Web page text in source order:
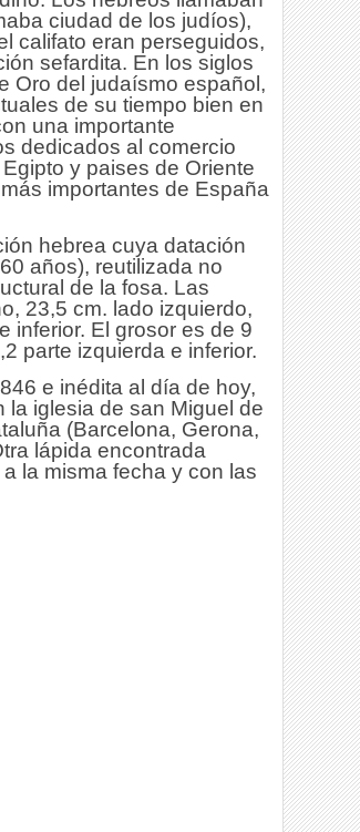
ciudad de los judíos),
califato eran perseguidos,
sefardita. En los siglos
Oro del judaísmo español,
de su tiempo bien en
una importante
dedicados al comercio
y paises de Oriente
importantes de España
hebrea cuya datación
años), reutilizada no
de la fosa. Las
23,5 cm. lado izquierdo,
inferior. El grosor es de 9
parte izquierda e inferior.
e inédita al día de hoy,
la iglesia de san Miguel de
(Barcelona, Gerona,
lápida encontrada
la misma fecha y con las